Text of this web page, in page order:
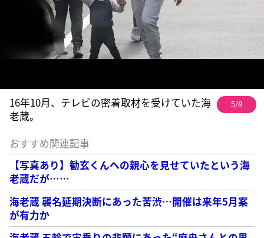
16年10月、テレビの密着取材を受けていた海
老蔵。
5/8
おすすめ関連記事
【写真あり】勧玄くんへの親心を見せていたという海
老蔵だが……
海老蔵 襲名延期決断にあった苦渋…開催は来年5月案
が有力か